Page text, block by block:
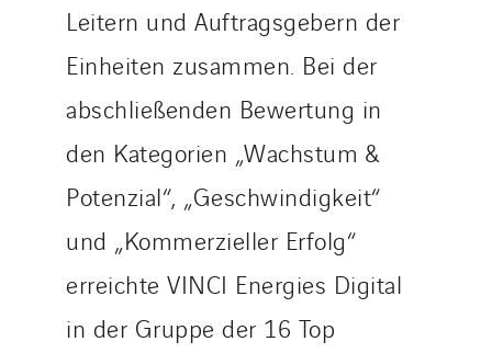
Leitern und Auftragsgebern der
Einheiten zusammen. Bei der
abschließenden Bewertung in
den Kategorien „Wachstum &
Potenzial“, „Geschwindigkeit“
und „Kommerzieller Erfolg“
erreichte VINCI Energies Digital
in der Gruppe der 16 Top